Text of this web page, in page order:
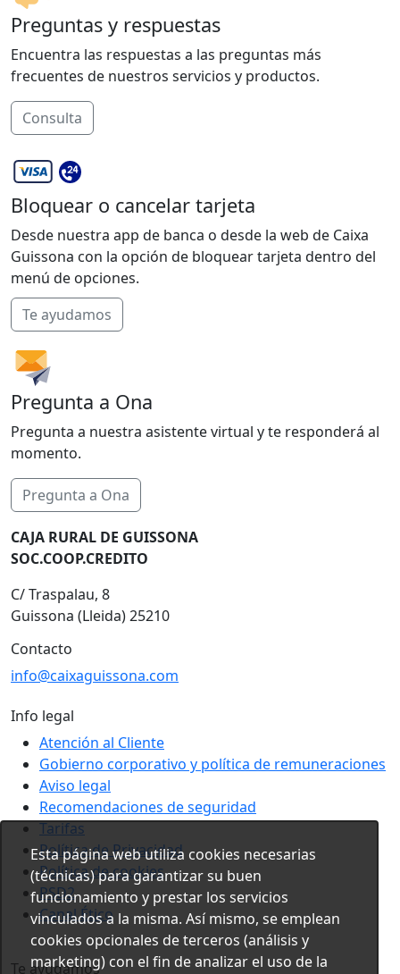
Preguntas y respuestas
Encuentra las respuestas a las preguntas más
frecuentes de nuestros servicios y productos.
Consulta
Bloquear o cancelar tarjeta
Desde nuestra app de banca o desde la web de Caixa
Guissona con la opción de bloquear tarjeta dentro del
menú de opciones.
Te ayudamos
Pregunta a Ona
Pregunta a nuestra asistente virtual y te responderá al
momento.
Pregunta a Ona
CAJA RURAL DE GUISSONA
SOC.COOP.CREDITO
C/ Traspalau, 8
Guissona (Lleida) 25210
Contacto
info@caixaguissona.com
Info legal
Atención al Cliente
Gobierno corporativo y política de remuneraciones
Aviso legal
Recomendaciones de seguridad
Tarifas
Política de Privacidad
Política de cookies
PSD2
Canal Ético
Te ayudamos
Esta página web utiliza cookies necesarias
(técnicas) para garantizar su buen
funcionamiento y prestar los servicios
vinculados a la misma. Así mismo, se emplean
cookies opcionales de terceros (análisis y
marketing) con el fin de analizar el uso de la